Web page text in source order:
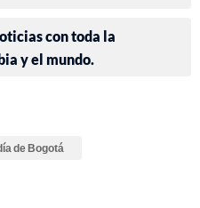
con toda la
y el mundo.
de Bogotá